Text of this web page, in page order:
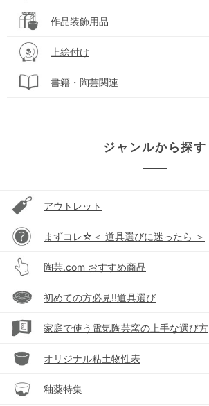
作品装飾用品
上絵付け
書籍・陶芸関連
ジャンルから探す
アウトレット
まずコレ☆＜ 道具選びに迷ったら ＞
陶芸.com おすすめ商品
初めての方必見!!道具選び
家庭で使う電気陶芸窯の上手な選び方
オリジナル粘土物性表
釉薬特集